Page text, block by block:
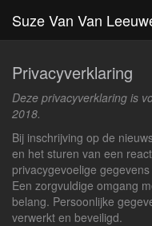
Privacyverklaring
Deze privacyverklaring is
2018.
Bij inschrijving op de
en het sturen van een
privacygevoelige
Een zorgvuldige omgang
belang. Persoonlijke
verwerkt en beveiligd.